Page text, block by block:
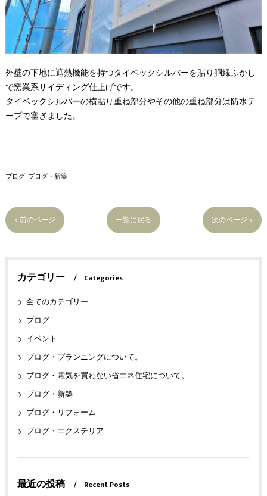
外壁の下地に遮熱機能を持つタイベックシルバーを貼り胴縁ふかし
で窯業系サイディング仕上げです。
タイベックシルバーの横貼り重ね部分やその他の重ね部分は防水テ
ープで塞ぎました。
ブログ ブログ・新築
< 前のページ 一覧に戻る 次のページ >
カテゴリー
Categories
全てのカテゴリー
ブログ
イベント
ブログ・プランニングについて。
ブログ・電気を買わない省エネ住宅について。
ブログ・新築
ブログ・リフォーム
ブログ・エクステリア
最近の投稿 Recent Posts